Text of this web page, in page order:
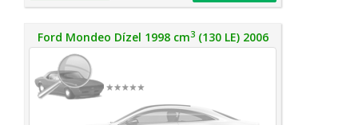
Ford Mondeo Dízel 1998 cm3(130 LE) 2006